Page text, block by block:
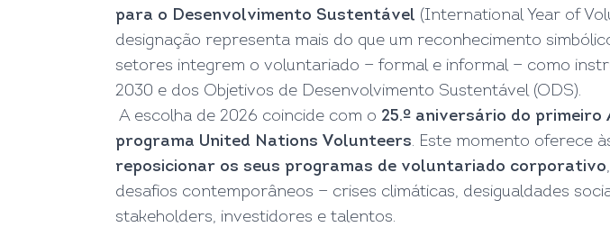
para o Desenvolvimento Sustentável (International Year of
designação representa mais do que um reconhecimento
setores integrem o voluntariado — formal e informal — como
2030 e dos Objetivos de Desenvolvimento Sustentável (ODS).
A escolha de 2026 coincide com o 25.º aniversário do
programa United Nations Volunteers. Este momento oferece
reposicionar os seus programas de voluntariado corporativo
desafios contemporâneos — crises climáticas, desigualdades
stakeholders, investidores e talentos.